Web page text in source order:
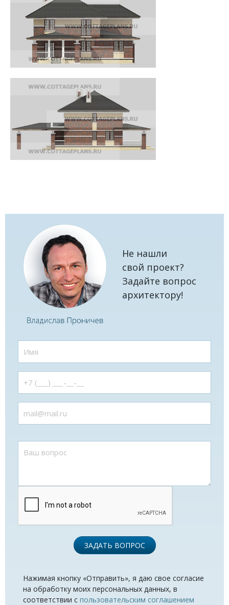
Не нашли
свой проект?
Задайте вопрос
архитектору!
ЗАДАТЬ ВОПРОС
Нажимая кнопку «Отправить», я даю свое согласие
на обработку моих персональных данных, в
соответствии с пользовательским соглашением